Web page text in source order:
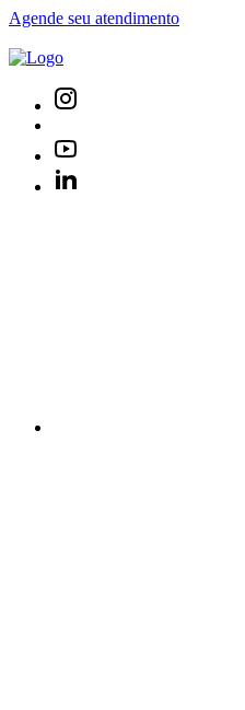
Agende seu atendimento